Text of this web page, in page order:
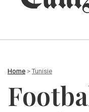
Home > Tunisie